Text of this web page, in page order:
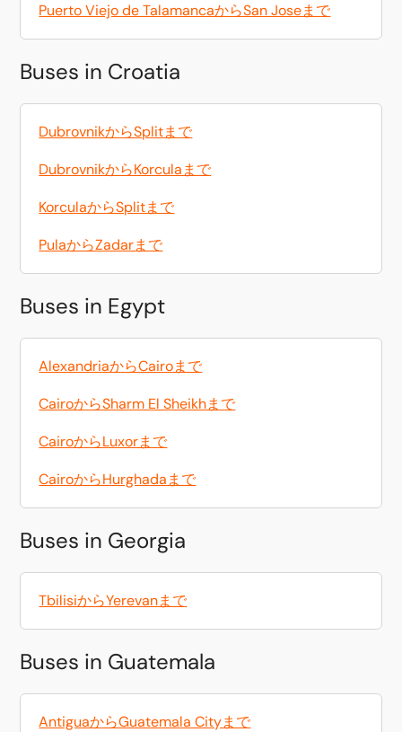
Puerto Viejo de TalamancaからSan Joseまで
Buses in Croatia
DubrovnikからSplitまで
DubrovnikからKorculaまで
KorculaからSplitまで
PulaからZadarまで
Buses in Egypt
AlexandriaからCairoまで
CairoからSharm El Sheikhまで
CairoからLuxorまで
CairoからHurghadaまで
Buses in Georgia
TbilisiからYerevanまで
Buses in Guatemala
AntiguaからGuatemala Cityまで